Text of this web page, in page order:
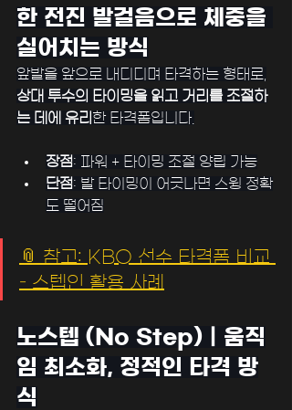
한 전진 발걸음으로 체중을
실어치는 방식
앞발을 앞으로 내디디며 타격하는 형태로,
상대 투수의 타이밍을 읽고 거리를 조절하
는 데에 유리 한 타격폼입니다.
장점: 파워 + 타이밍 조절 양립 가능
단점: 발 타이밍이 어긋나면 스윙 정확
도 떨어짐
﻿﻿📎 참고: KBO 선수 타격폼 비교
– 스텝인 활용 사례
노스텝 (No Step)｜움직
임 최소화, 정적인 타격 방
식